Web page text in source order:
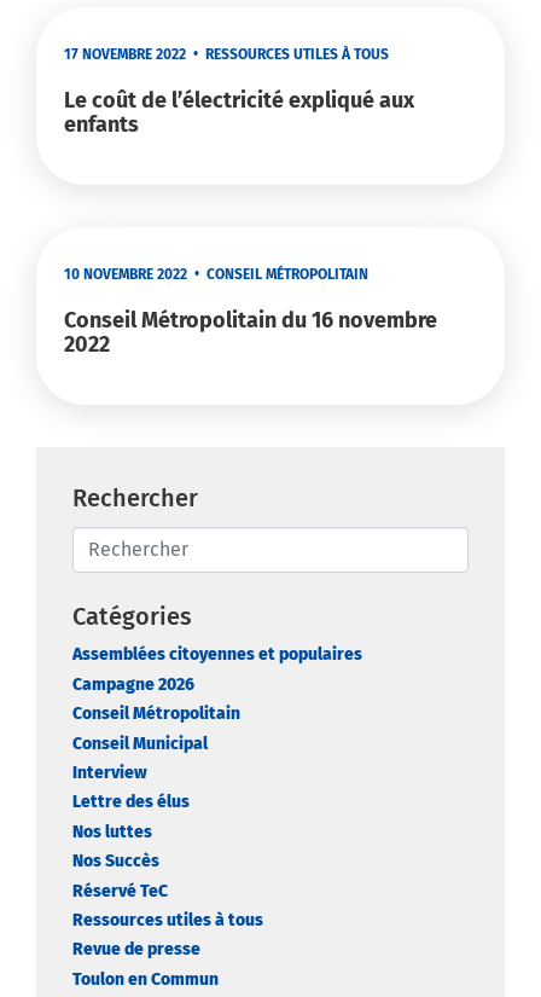
17 NOVEMBRE 2022 • RESSOURCES UTILES À TOUS
Le coût de l’électricité expliqué aux
enfants
10 NOVEMBRE 2022 • CONSEIL MÉTROPOLITAIN
Conseil Métropolitain du 16 novembre
2022
Rechercher
Catégories
Assemblées citoyennes et populaires
Campagne 2026
Conseil Métropolitain
Conseil Municipal
Interview
Lettre des élus
Nos luttes
Nos Succès
Réservé TeC
Ressources utiles à tous
Revue de presse
Toulon en Commun